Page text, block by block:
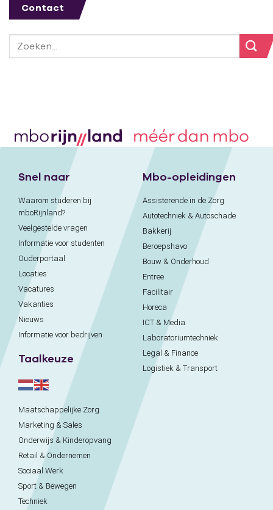
Contact
Snel naar
Waarom studeren bij
mboRijnland?
Veelgestelde vragen
Informatie voor studenten
Ouderportaal
Locaties
Vacatures
Vakanties
Nieuws
Informatie voor bedrijven
Taalkeuze
Mbo-opleidingen
Assisterende in de Zorg
Autotechniek & Autoschade
Bakkerij
Beroepshavo
Bouw & Onderhoud
Entree
Facilitair
Horeca
ICT & Media
Laboratoriumtechniek
Legal & Finance
Logistiek & Transport
Maatschappelijke Zorg
Marketing & Sales
Onderwijs & Kinderopvang
Retail & Ondernemen
Sociaal Werk
Sport & Bewegen
Techniek